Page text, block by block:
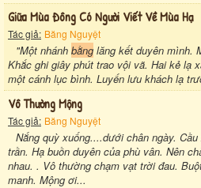
Giữa Mùa Đông Có Người Viết Về Mùa Hạ
Tác giả: Băng Nguyệt
"Một nhánh bằng lăng kết duyên mình.
Khắc ghi giây phút trao vội vã. Hai kẻ lạ
một cánh lục bình. Luyến lưu khách lạ
Vô Thường Mộng
Tác giả: Băng Nguyệt
Nắng quỳ xuống....dưới chân ngày.
trần. Hạ buồn duyên của phù vân. Nên
nhau. . Vô thường chạm vạt trời đau.
manh. Mộng ơi...